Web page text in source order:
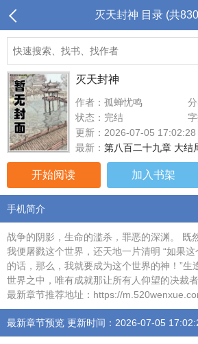
灭天封神 目录 (共
灭天封神
作者：孤蝉忧鸣
状态：完结
更新：2026-07-05 17:02:28
最新： 第八百二十九章 大结
开始阅读 加入书架
手机简介
战争的阴影，生命的滥杀，罪恶的深渊。 既
我便屠戮这个世界，还天地一片清明 “如果
的话，那么，我就要成为这个世界的神！”生
世界之中，唯有成就那让所有人仰望的决裁
最新章节推荐地址：https://
最新章节预览 更新时间：2026-07-05